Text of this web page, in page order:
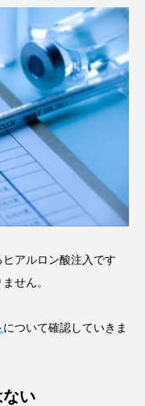
アルロン酸注入です
せん。
について確認していきま
い